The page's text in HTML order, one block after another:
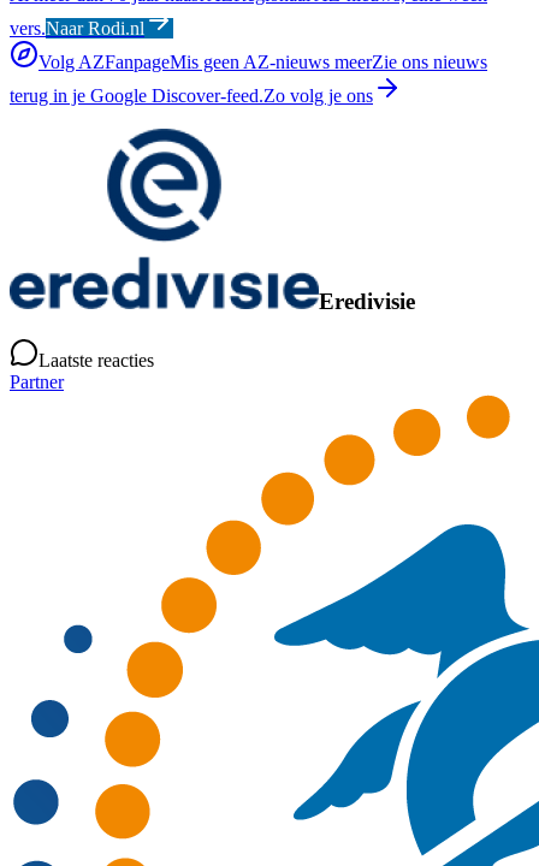
vers.Naar Rodi.nl
Volg AZFanpageMis geen AZ-nieuws meerZie ons nieuws
terug in je Google Discover-feed.Zo volg je ons
Eredivisie
Laatste reacties
Partner